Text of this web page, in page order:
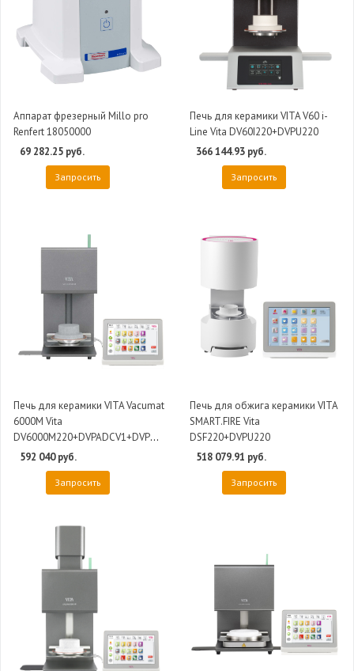
Аппарат фрезерный Millo pro
Renfert 18050000
69 282.25 руб.
Запросить
Печь для керамики VITA V60 i-
Line Vita DV60I220+DVPU220
366 144.93 руб.
Запросить
Печь для керамики VITA Vacumat
6000M Vita
DV6000M220+DVPADCV1+DVPU220
592 040 руб.
Запросить
Печь для обжига керамики VITA
SMART.FIRE Vita
DSF220+DVPU220
518 079.91 руб.
Запросить